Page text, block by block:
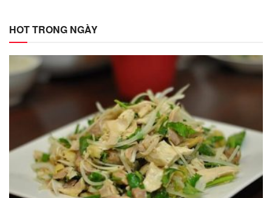
HOT TRONG NGÀY